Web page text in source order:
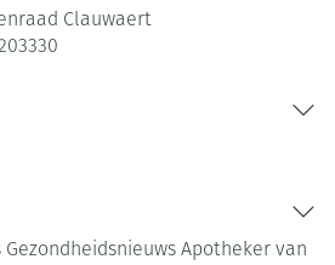
Clauwaert
Gezondheidsnieuws Apotheker van